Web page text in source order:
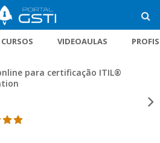
CURSOS VIDEOAULAS
para certificação ITIL®